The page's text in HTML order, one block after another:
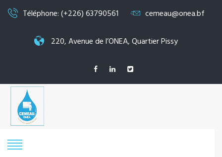
Téléphone: (+226) 63790561 cemeau@onea.bf
220, Avenue de l’ONEA, Quartier Pissy